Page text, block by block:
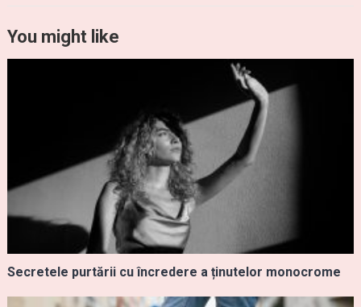
You might like
Secretele purtării cu încredere a ținutelor monocrome